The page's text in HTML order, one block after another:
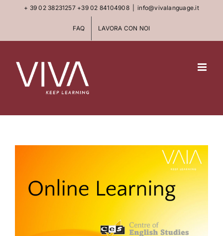
+ 39 02 38231257 +39 02 84104908 info@vivalanguage.it
FAQ LAVORA CON NOI